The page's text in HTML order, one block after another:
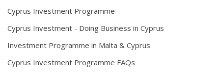
Cyprus Investment Programme
Cyprus Investment - Doing Business in Cyprus
Investment Programme in Malta & Cyprus
Cyprus Investment Programme FAQs